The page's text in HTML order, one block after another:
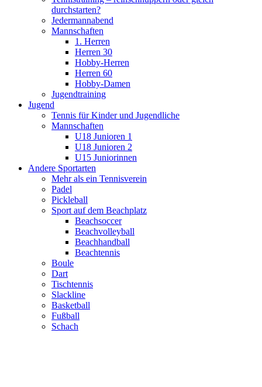
durchstarten?
Jedermannabend
Mannschaften
1. Herren
Herren 30
Hobby-Herren
Herren 60
Hobby-Damen
Jugendtraining
Jugend
Tennis für Kinder und Jugendliche
Mannschaften
U18 Junioren 1
U18 Junioren 2
U15 Juniorinnen
Andere Sportarten
Mehr als ein Tennisverein
Padel
Pickleball
Sport auf dem Beachplatz
Beachsoccer
Beachvolleyball
Beachhandball
Beachtennis
Boule
Dart
Tischtennis
Slackline
Basketball
Fußball
Schach